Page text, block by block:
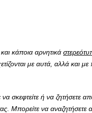
και κάποια αρνητικά
με αυτά, αλλά και
σκεφτείτε ή να ζητήσετε
Μπορείτε να